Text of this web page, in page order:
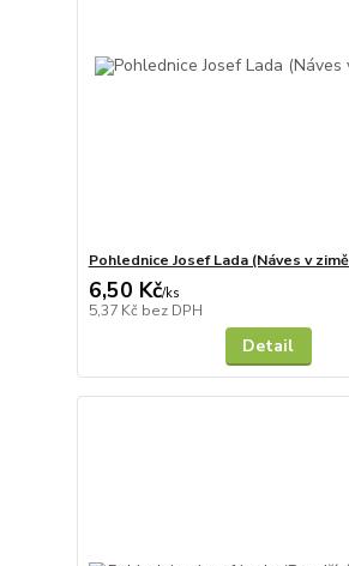
Pohlednice Josef Lada (Náves v
6,50 Kč/ks
5,37 Kč bez DPH
Detail